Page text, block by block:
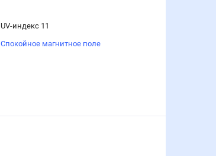
UV-индекс 11
Спокойное магнитное поле